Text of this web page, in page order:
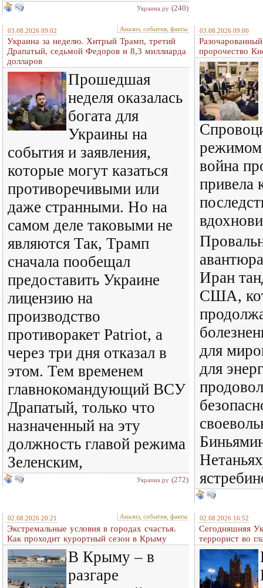
Украина.ру (240)
03.08.2026 09:02 Анализ, события, факты
Украина за неделю. Хитрый Трамп, третий
Драпатый, седьмой Федоров и 8,3 миллиарда
долларов
Прошедшая
неделя оказалась
богата для
Украины на
события и заявления,
которые могут казаться
противоречивыми или
даже странными. Но на
самом деле таковыми не
являются Так, Трамп
сначала пообещал
предоставить Украине
лицензию на
производство
противоракет Patriot, а
через три дня отказал в
этом. Тем временем
главнокомандующий ВСУ
Драпатый, только что
назначенный на эту
должность главой режима
Зеленским,
Украина.ру (272)
03.08.2026 09:00
пророчество
режимом
война
привела
Иран
США,
для
для
02.08.2026 20:21 Анализ, события, факты
Экстремальные условия в городах счастья.
Как проходит курортный сезон в Крыму
В Крыму – в
разгаре
02.08.2026 16:52
Сегодняшняя
террорист во